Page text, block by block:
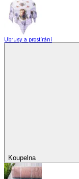
Ubrusy a prostírání
Koupelna